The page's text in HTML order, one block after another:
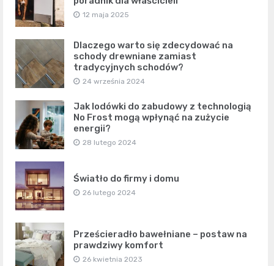
12 maja 2025
Dlaczego warto się zdecydować na
schody drewniane zamiast
tradycyjnych schodów?
24 września 2024
Jak lodówki do zabudowy z technologią
No Frost mogą wpłynąć na zużycie
energii?
28 lutego 2024
Światło do firmy i domu
26 lutego 2024
Prześcieradło bawełniane – postaw na
prawdziwy komfort
26 kwietnia 2023